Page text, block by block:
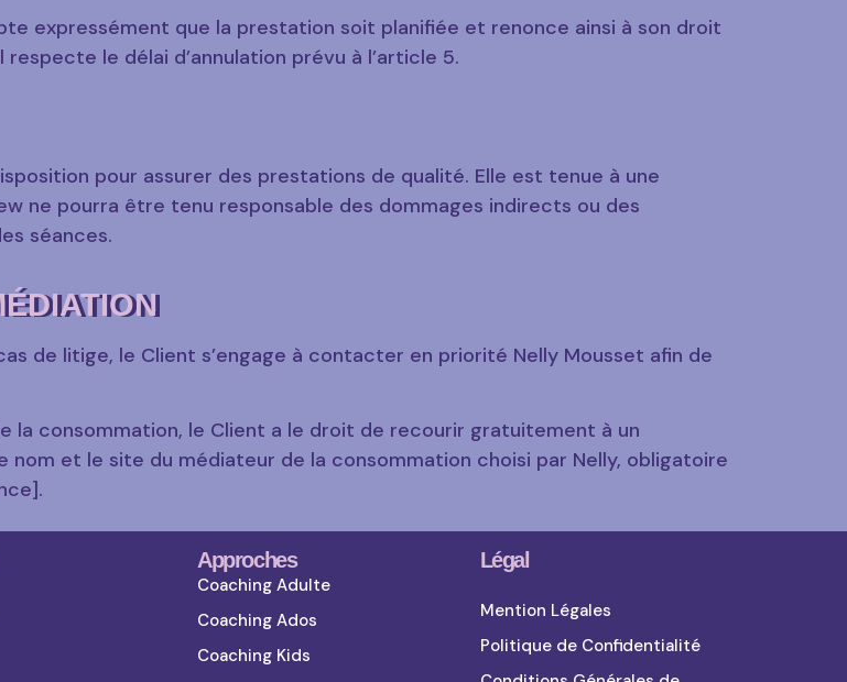
expressément que la prestation soit planifiée et renonce ainsi à son droit
le délai d’annulation prévu à l’article 5.
pour assurer des prestations de qualité. Elle est tenue à une
ne pourra être tenu responsable des dommages indirects ou des
séances.
de litige, le Client s’engage à contacter en priorité Nelly Mousset afin de
la consommation, le Client a le droit de recourir gratuitement à un
et le site du médiateur de la consommation choisi par Nelly, obligatoire
Approches
Coaching Adulte
Coaching Ados
Coaching Kids
Légal
Mention Légales
Politique de Confidentialité